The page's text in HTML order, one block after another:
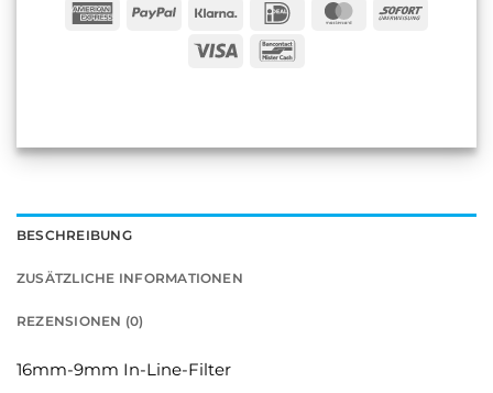
BESCHREIBUNG
ZUSÄTZLICHE INFORMATIONEN
REZENSIONEN (0)
16mm-9mm In-Line-Filter
AmericanPayPal Klarna IDeal MasterCard
Sofort
Visa